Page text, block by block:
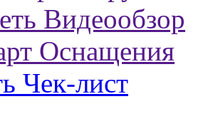
Видеообзор
Оснащения
Чек-лист